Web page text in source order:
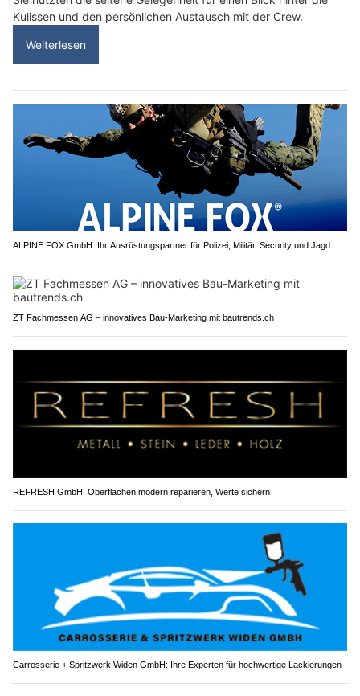
Kulissen und den persönlichen Austausch mit der Crew.
Weiterlesen
ALPINE FOX GmbH: Ihr Ausrüstungspartner für Polizei, Militär, Security und Jagd
ZT Fachmessen AG – innovatives Bau-Marketing mit bautrends.ch
REFRESH GmbH: Oberflächen modern reparieren, Werte sichern
Carrosserie + Spritzwerk Widen GmbH: Ihre Experten für hochwertige Lackierungen